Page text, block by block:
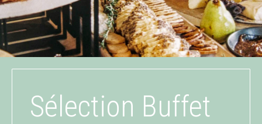
Sélection Buffet